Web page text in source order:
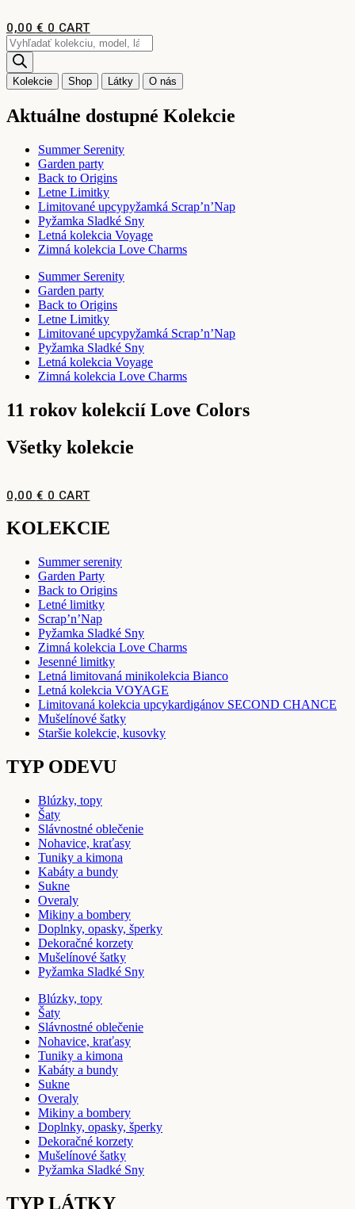
na
obsah
0,00 € 0 CART
Products
search
Kolekcie Shop Látky O nás
Aktuálne dostupné Kolekcie
Summer Serenity
Garden party
Back to Origins
Letne Limitky
Limitované upcypyžamká Scrap’n’Nap
Pyžamka Sladké Sny
Letná kolekcia Voyage
Zimná kolekcia Love Charms
Summer Serenity
Garden party
Back to Origins
Letne Limitky
Limitované upcypyžamká Scrap’n’Nap
Pyžamka Sladké Sny
Letná kolekcia Voyage
Zimná kolekcia Love Charms
11 rokov kolekcií Love Colors
Všetky kolekcie
0,00 € 0 CART
KOLEKCIE
Summer serenity
Garden Party
Back to Origins
Letné limitky
Scrap’n’Nap
Pyžamka Sladké Sny
Zimná kolekcia Love Charms
Jesenné limitky
Letná limitovaná minikolekcia Bianco
Letná kolekcia VOYAGE
Limitovaná kolekcia upcykardigánov SECOND CHANCE
Mušelínové šatky
Staršie kolekcie, kusovky
TYP ODEVU
Blúzky, topy
Šaty
Slávnostné oblečenie
Nohavice, kraťasy
Tuniky a kimona
Kabáty a bundy
Sukne
Overaly
Mikiny a bombery
Doplnky, opasky, šperky
Dekoračné korzety
Mušelínové šatky
Pyžamka Sladké Sny
Blúzky, topy
Šaty
Slávnostné oblečenie
Nohavice, kraťasy
Tuniky a kimona
Kabáty a bundy
Sukne
Overaly
Mikiny a bombery
Doplnky, opasky, šperky
Dekoračné korzety
Mušelínové šatky
Pyžamka Sladké Sny
TYP LÁTKY